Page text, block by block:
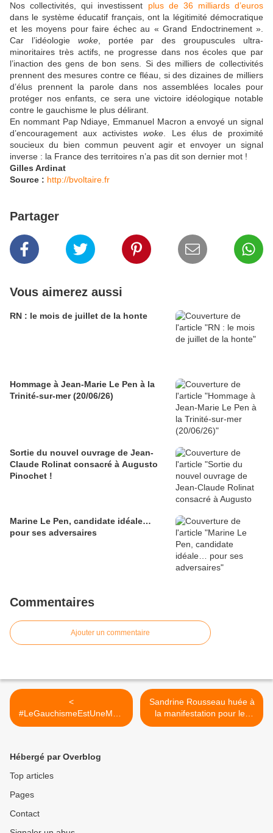
Nos collectivités, qui investissent plus de 36 milliards d’euros
dans le système éducatif français, ont la légitimité démocratique
et les moyens pour faire échec au « Grand Endoctrinement ».
Car l’idéologie woke, portée par des groupuscules ultra-
minoritaires très actifs, ne progresse dans nos écoles que par
l’inaction des gens de bon sens. Si des milliers de collectivités
prennent des mesures contre ce fléau, si des dizaines de milliers
d’élus prennent la parole dans nos assemblées locales pour
protéger nos enfants, ce sera une victoire idéologique notable
contre le gauchisme le plus délirant.
En nommant Pap Ndiaye, Emmanuel Macron a envoyé un signal
d’encouragement aux activisteswoke . Les élus de proximité
soucieux du bien commun peuvent agir et envoyer un signal
inverse : la France des territoires n’a pas dit son dernier mot !
Gilles Ardinat
Source : http://bvoltaire.fr
Partager
Vous aimerez aussi
RN : le mois de juillet de la honte
Hommage à Jean-Marie Le Pen à la
Trinité-sur-mer (20/06/26)
Sortie du nouvel ouvrage de Jean-
Claude Rolinat consacré à Augusto
Pinochet !
Marine Le Pen, candidate idéale…
pour ses adversaires
Commentaires
Ajouter un commentaire
<
#LeGauchismeEstUneMala
dieMentale
Sandrine Rousseau huée à
la manifestation pour les
femmes iraniennes : fin de
Hébergé par Overblog
Top articles
Pages
Contact